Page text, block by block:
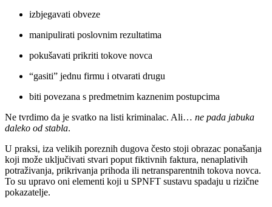
izbjegavati obveze
manipulirati poslovnim rezultatima
pokušavati prikriti tokove novca
“gasiti” jednu firmu i otvarati drugu
biti povezana s predmetnim kaznenim postupcima
Ne tvrdimo da je svatko na listi kriminalac. Ali… ne pada jabuka
daleko od stabla.
U praksi, iza velikih poreznih dugova često stoji obrazac ponašanja
koji može uključivati stvari poput fiktivnih faktura, nenaplativih
potraživanja, prikrivanja prihoda ili netransparentnih tokova novca.
To su upravo oni elementi koji u SPNFT sustavu spadaju u rizične
pokazatelje.